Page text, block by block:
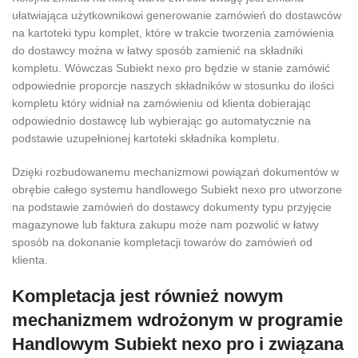
ułatwiająca użytkownikowi generowanie zamówień do dostawców
na kartoteki typu komplet, które w trakcie tworzenia zamówienia
do dostawcy można w łatwy sposób zamienić na składniki
kompletu. Wówczas Subiekt nexo pro będzie w stanie zamówić
odpowiednie proporcje naszych składników w stosunku do ilości
kompletu który widniał na zamówieniu od klienta dobierając
odpowiednio dostawcę lub wybierając go automatycznie na
podstawie uzupełnionej kartoteki składnika kompletu.
Dzięki rozbudowanemu mechanizmowi powiązań dokumentów w
obrębie całego systemu handlowego Subiekt nexo pro utworzone
na podstawie zamówień do dostawcy dokumenty typu przyjęcie
magazynowe lub faktura zakupu może nam pozwolić w łatwy
sposób na dokonanie kompletacji towarów do zamówień od
klienta.
Kompletacja jest również nowym
mechanizmem wdrożonym w programie
Handlowym Subiekt nexo pro i związana